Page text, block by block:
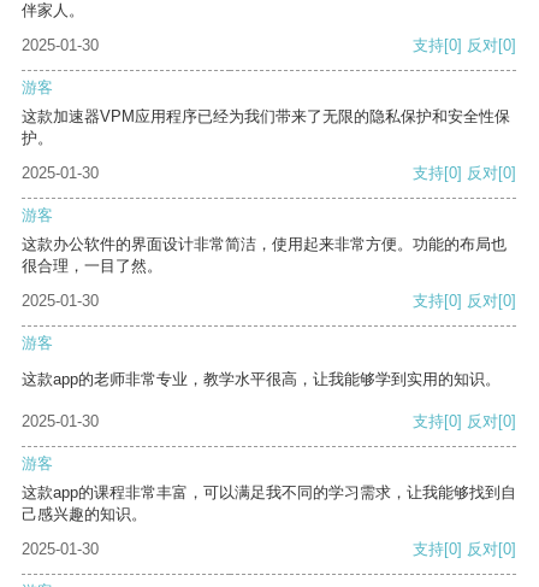
伴家人。
2025-01-30
支持[0] 反对[0]
游客
这款加速器VPM应用程序已经为我们带来了无限的隐私保护和安全性保
护。
2025-01-30
支持[0] 反对[0]
游客
这款办公软件的界面设计非常简洁，使用起来非常方便。功能的布局也
很合理，一目了然。
2025-01-30
支持[0] 反对[0]
游客
这款app的老师非常专业，教学水平很高，让我能够学到实用的知识。
2025-01-30 支持[0] 反对[0]
游客
这款app的课程非常丰富，可以满足我不同的学习需求，让我能够找到自
己感兴趣的知识。
2025-01-30
支持[0] 反对[0]